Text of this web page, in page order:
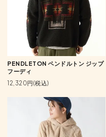
PENDLETON ペンドルトン ジップ
フーディ
12,320円(税込)